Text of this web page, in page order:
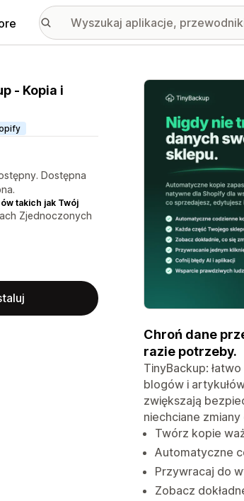
‑ Kopia i
Dostępna
takich jak Twój
Zjednoczonych
Wyróżnione obrazy
Chroń dane
razie potrzeby.
TinyBackup:
blogów i
zwiększają
niechciane
Twórz kopie
Automatyczne
Przywracaj do
Zobacz